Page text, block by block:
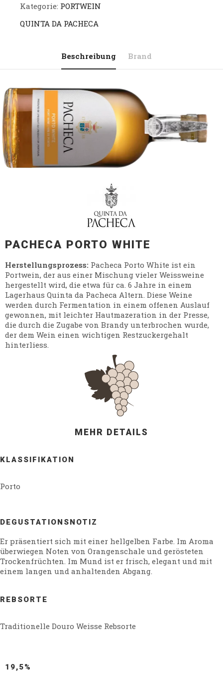
Kategorie: PORTWEIN
QUINTA DA PACHECA
Beschreibung Brand
PACHECA PORTO WHITE
Herstellungsprozess: Pacheca Porto White ist ein
Portwein, der aus einer Mischung vieler Weissweine
hergestellt wird, die etwa für ca. 6 Jahre in einem
Lagerhaus Quinta da Pacheca Altern. Diese Weine
werden durch Fermentation in einem offenen Auslauf
gewonnen, mit leichter Hautmazeration in der Presse,
die durch die Zugabe von Brandy unterbrochen wurde,
der dem Wein einen wichtigen Restzuckergehalt
hinterliess.
MEHR DETAILS
KLASSIFIKATION
Porto
DEGUSTATIONSNOTIZ
Er präsentiert sich mit einer hellgelben Farbe. Im Aroma
überwiegen Noten von Orangenschale und gerösteten
Trockenfrüchten. Im Mund ist er frisch, elegant und mit
einem langen und anhaltenden Abgang.
REBSORTE
Traditionelle Douro Weisse Rebsorte
19,5%